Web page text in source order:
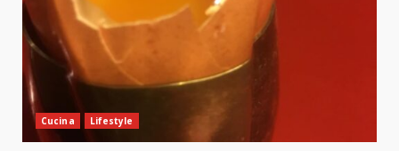
Cucina Lifestyle